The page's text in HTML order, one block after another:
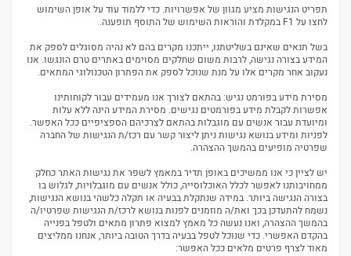
תפריט הנגישות מציע מגוון של אפשרויות. כדי ללמוד עוד על אופן השימוש
לחצו על F1 במקלדת והוראות השימוש של התוסף תופענה.
בשל תנאים שאינם בשליטתנו, ייתכנו מקרים בהם לא נהיה מסוגלים לספק את
המידע בצורה נגישה, לרבות משום שחלקים מסוימים באתרים טרם הונגשו. אנו
נעקוב אחר מקרים אלו על מנת שנוכל לספק את הפתרון הטכנולוגי המתאים.
מסירת מידע בפורמט נגיש: בהתאם לצורך אנו מעמידים עבור לקוחותינו
אפשרות לקבלת מידע בפורמטים נגישים. מסירת המידע הינה ללא עלות
ומיועדת עבור אנשים עם מוגבלות בהתאם לצרכיהם הספציפיים ככל האפשר.
לפניות ומידע בנושא נגישות ניתן ליצור קשר עם רכז/ת הנגישות של החברה
שפרטיה מופיעים בהמשך ההצהרה.
יש לציין כי אנו ממשיכים באופן תדיר במאמץ לשפר את נגישות האתר כחלק
ממחויבותנו לאפשר לכלל האוכלוסייה, כולל אנשים עם מוגבלויות, לגלוש בו
בצורה הנגישה ביותר. במידה שנתקלת בבעיה או תקלה כלשהי בנושא הנגישות,
נשמח להתעדכן בכך ואת/ה מוזמנים לפנות בנושא לרכז/ת הנגישות שפרטיו/ה
בהמשך ההצהרה, ואנו נעשה כל מאמץ למצוא פתרון מתאים ולטפל בפנייה
בהקדם האפשרי. כדי שנוכל לטפל בבעיה בדרך הטובה ביותר, אנחנו ממליצים
מאוד לצרף פרטים מלאים ככל האפשר: